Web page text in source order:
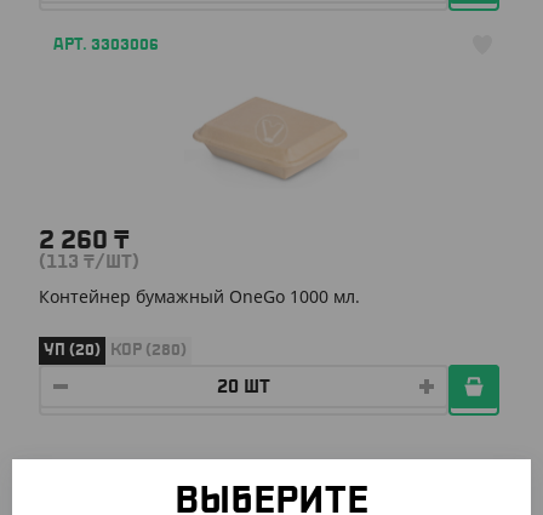
АРТ. 3303006
2 260 ₸
(113 ₸/ШТ)
Контейнер бумажный OneGo 1000 мл.
УП (20) КОР (280)
ПОХОЖИЕ ТОВАРЫ
ВЫБЕРИТЕ